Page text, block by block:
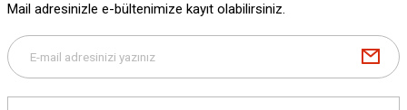
Mail adresinizle e-bültenimize kayıt olabilirsiniz.